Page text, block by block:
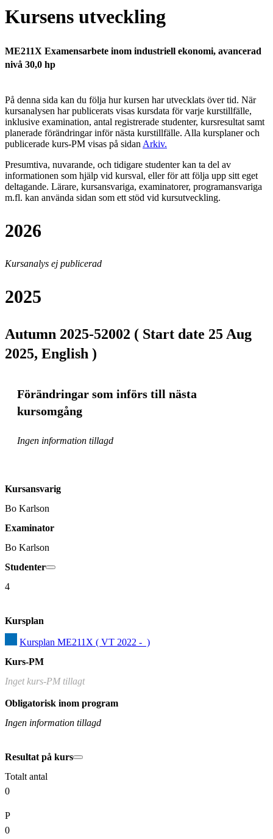
Kursens utveckling
ME211X Examensarbete inom industriell ekonomi, avancerad
nivå 30,0 hp
På denna sida kan du följa hur kursen har utvecklats över tid. När
kursanalysen har publicerats visas kursdata för varje kurstillfälle,
inklusive examination, antal registrerade studenter, kursresultat samt
planerade förändringar inför nästa kurstillfälle. Alla kursplaner och
publicerade kurs-PM visas på sidan Arkiv.
Presumtiva, nuvarande, och tidigare studenter kan ta del av
informationen som hjälp vid kursval, eller för att följa upp sitt eget
deltagande. Lärare, kursansvariga, examinatorer, programansvariga
m.fl. kan använda sidan som ett stöd vid kursutveckling.
2026
Kursanalys ej publicerad
2025
Autumn 2025-52002 ( Start date 25 Aug
2025, English )
Förändringar som införs till nästa
kursomgång
Ingen information tillagd
Kursansvarig
Bo Karlson
Examinator
Bo Karlson
Studenter
4
Kursplan
Kursplan ME211X ( VT 2022 -  )
Kurs-PM
Inget kurs-PM tillagt
Obligatorisk inom program
Ingen information tillagd
Resultat på kurs
Totalt antal
0
P
0